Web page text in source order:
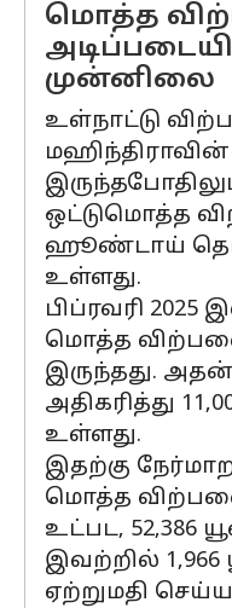
மொத்த
முன்னிலை
உள்நாட்டு
ஒட்டுமொத்த
ஹூண்டாய்
உள்ளது.
பிப்ரவரி
மொத்த விற்பனை
இருந்தது. அதன்
அதிகரித்து
உள்ளது.
இதற்கு
மொத்த
உட்பட, 52,386
இவற்றில் 1,966
ஏற்றுமதி